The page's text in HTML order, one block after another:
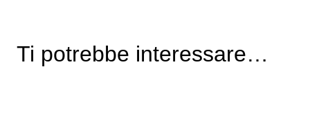
Ti potrebbe interessare…